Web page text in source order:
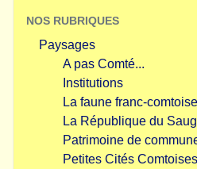
NOS RUBRIQUES
Paysages
A pas Comté...
Institutions
La faune franc-comtoise
La République du
Patrimoine de
Petites Cités